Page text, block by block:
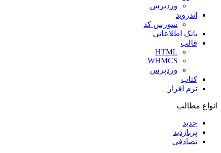
وردپرس
اندروید
سورس کد
بانک اطلاعاتی
قالب
HTML
WHMCS
وردپرس
کتاب
نرم افزار
انواع مطالب
جدید
پربازدید
تصادفی